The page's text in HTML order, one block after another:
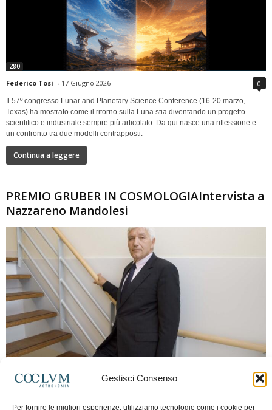
Gestisci Consenso
Per fornire le migliori esperienze, utilizziamo tecnologie come i cookie per
280
Federico Tosi - 17 Giugno 2026 0
Il 57º congresso Lunar and Planetary Science Conference (16-20 marzo,
Texas) ha mostrato come il ritorno sulla Luna stia diventando un progetto
scientifico e industriale sempre più articolato. Da qui nasce una riflessione e
un confronto tra due modelli contrapposti.
Continua a leggere
PREMIO GRUBER IN COSMOLOGIAIntervista a
Nazzareno Mandolesi
Frida Paolella - 16 Giugno 2026 0
spaziale europea e della missione Planck. Il dialogo ripercorre i principali